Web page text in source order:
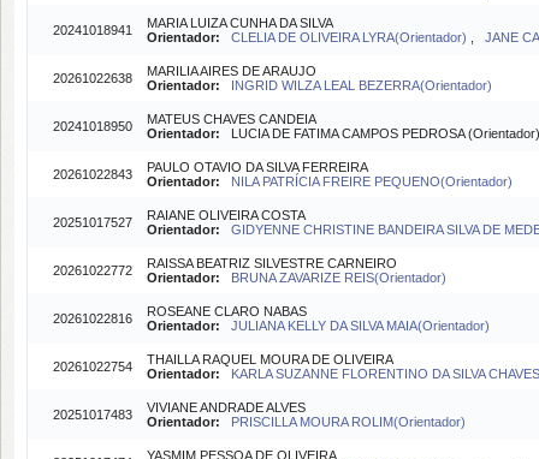
20241018941
MARIA LUIZA CUNHA DA SILVA
Orientador:
CLELIA DE OLIVEIRA LYRA(Orientador) JANE
20261022638
MARILIA AIRES DE ARAUJO
Orientador:
INGRID WILZA LEAL BEZERRA(Orientador)
20241018950
MATEUS CHAVES CANDEIA
Orientador: LUCIA DE FATIMA CAMPOS PEDROSA (Orientador)
20261022843
PAULO OTAVIO DA SILVA FERREIRA
Orientador:
NILA PATRÍCIA FREIRE PEQUENO(Orientador)
20251017527
RAIANE OLIVEIRA COSTA
Orientador:
GIDYENNE CHRISTINE BANDEIRA SILVA DE
20261022772
RAISSA BEATRIZ SILVESTRE CARNEIRO
Orientador:
BRUNA ZAVARIZE REIS(Orientador)
20261022816
ROSEANE CLARO NABAS
Orientador:
JULIANA KELLY DA SILVA MAIA(Orientador)
20261022754
THAILLA RAQUEL MOURA DE OLIVEIRA
Orientador:
KARLA SUZANNE FLORENTINO DA SILVA
20251017483
VIVIANE ANDRADE ALVES
Orientador:
PRISCILLA MOURA ROLIM(Orientador)
YASMIM PESSOA DE OLIVEIRA